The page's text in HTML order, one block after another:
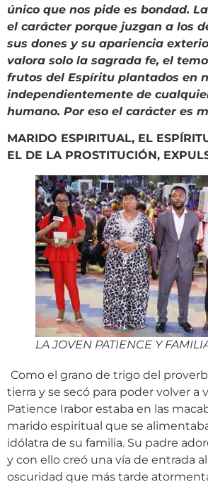
único que nos pide es bondad.
el carácter porque juzgan a los
sus dones y su apariencia
valora solo la sagrada fe, el
frutos del Espíritu plantados en
independientemente de
humano. Por eso el carácter es
MARIDO ESPIRITUAL, EL
EL DE LA PROSTITUCIÓN,
LA JOVEN PATIENCE Y
Como el grano de trigo del
tierra y se secó para poder volver a
Patience Irabor estaba en las
marido espiritual que se
idólatra de su familia. Su padre
y con ello creó una vía de entrada
oscuridad que más tarde